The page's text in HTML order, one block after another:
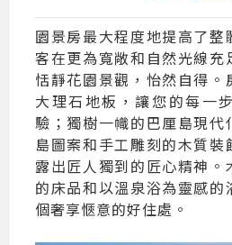
園景房最大程度地提高了整
客在更為寬敞和自然光線充
恬靜花園景觀，怡然自得。
大理石地板，讓您的每一
驗；獨樹一幟的巴厘島現代
島圖案和手工雕刻的木質裝
露出匠人獨到的匠心精神
的床品和以溫泉浴為靈感
個奢享愜意的好住處。